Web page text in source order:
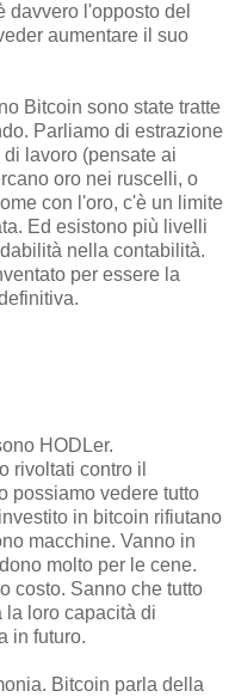
davvero l'opposto del
aumentare il suo
Bitcoin sono state tratte
Parliamo di estrazione
lavoro (pensate ai
oro nei ruscelli, o
con l'oro, c'è un limite
Ed esistono più livelli
nella contabilità.
per essere la
HODLer.
rivoltati contro il
possiamo vedere tutto
in bitcoin rifiutano
macchine. Vanno in
molto per le cene.
costo. Sanno che tutto
loro capacità di
in futuro.
Bitcoin parla della